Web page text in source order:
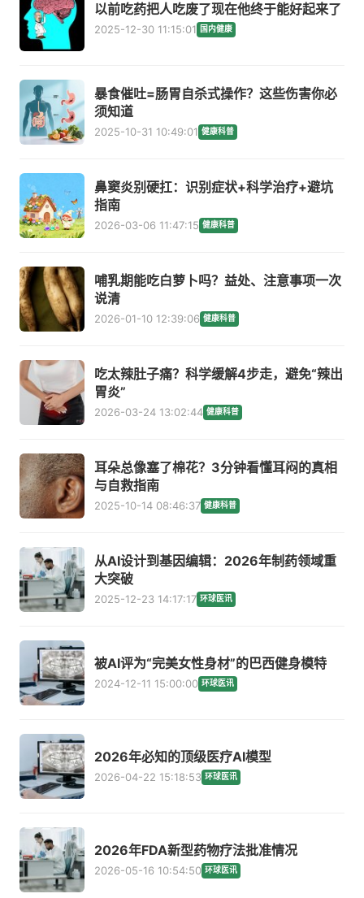
以前吃药把人吃废了现在他终于能好起来了
2025-12-30 11:15:01 国内健康
暴食催吐=肠胃自杀式操作？这些伤害你必
须知道
2025-10-31 10:49:01 健康科普
鼻窦炎别硬扛：识别症状+科学治疗+避坑
指南
2026-03-06 11:47:15 健康科普
哺乳期能吃白萝卜吗？益处、注意事项一次
说清
2026-01-10 12:39:06 健康科普
吃太辣肚子痛？科学缓解4步走，避免“辣出
胃炎”
2026-03-24 13:02:44 健康科普
耳朵总像塞了棉花？3分钟看懂耳闷的真相
与自救指南
2025-10-14 08:46:37 健康科普
从AI设计到基因编辑：2026年制药领域重
大突破
2025-12-23 14:17:17 环球医讯
被AI评为“完美女性身材”的巴西健身模特
2024-12-11 15:00:00 环球医讯
2026年必知的顶级医疗AI模型
2026-04-22 15:18:53 环球医讯
2026年FDA新型药物疗法批准情况
2026-05-16 10:54:50 环球医讯